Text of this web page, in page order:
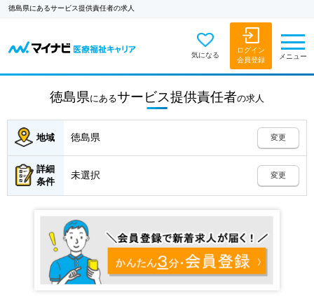
徳島県にあるサービス提供責任者の求人
気になる
ログイン
会員登録
メニュー
徳島県にあるサービス提供責任者の求人
地域 徳島県 変更
詳細
条件
未選択 変更